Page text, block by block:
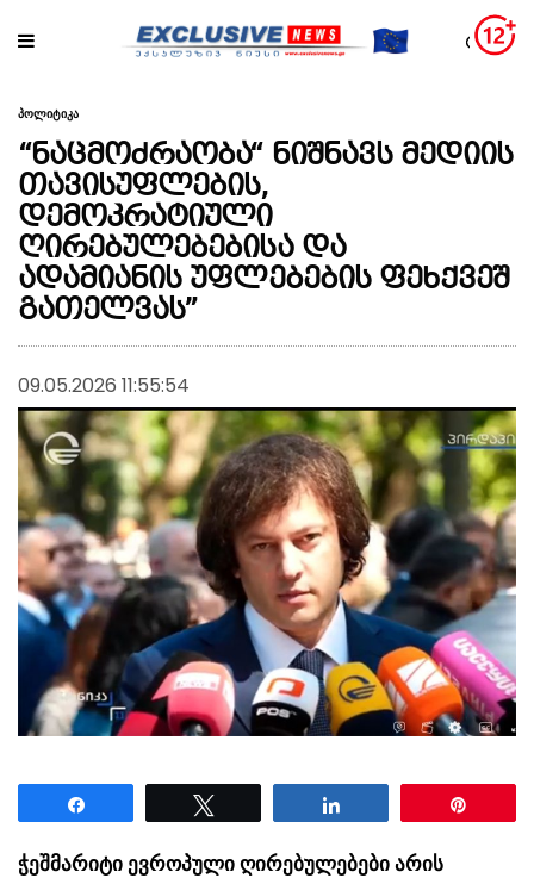
პოლიტიკა
“ნაცმოძრაობა“ ნიშნავს მედიის
თავისუფლების,
დემოკრატიული
ღირებულებებისა და
ადამიანის უფლებების ფეხქვეშ
გათელვას”
09.05.2026 11:55:54
ჭეშმარიტი ევროპული ღირებულებები არის